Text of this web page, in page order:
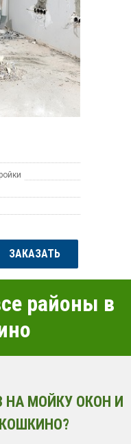
ЗАКАЗАТЬ
районы в
МОЙКУ ОКОН И